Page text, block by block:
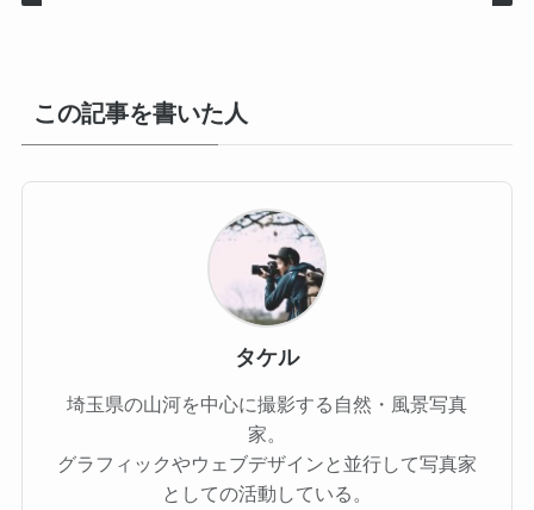
この記事を書いた人
タケル
埼玉県の山河を中心に撮影する自然・風景写真
家。
グラフィックやウェブデザインと並行して写真家
としての活動している。